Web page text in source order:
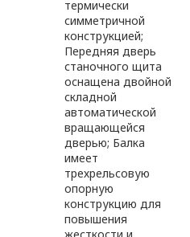
термически
симметричной
конструкцией;
Передняя дверь
станочного щита
оснащена двойной
складной
автоматической
вращающейся
дверью; Балка
имеет
трехрельсовую
опорную
конструкцию для
повышения